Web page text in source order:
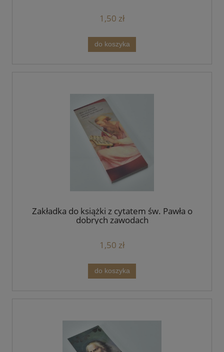
1,50 zł
do koszyka
Zakładka do książki z cytatem św. Pawła o
dobrych zawodach
1,50 zł
do koszyka